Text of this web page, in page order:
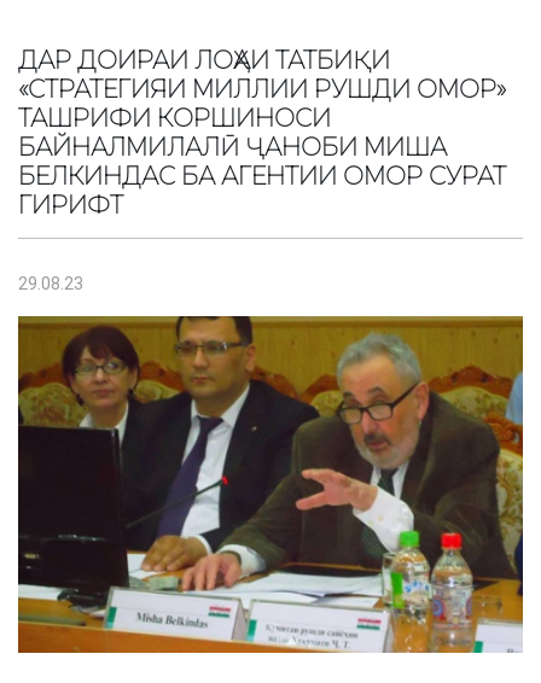
ДАР ДОИРАИ ЛОҲАИ ТАТБИҚИ
«СТРАТЕГИЯИ МИЛЛИИ РУШДИ ОМОР»
ТАШРИФИ КОРШИНОСИ
БАЙНАЛМИЛАЛӢ ҶАНОБИ МИША
БЕЛКИНДАС БА АГЕНТИИ ОМОР СУРАТ
ГИРИФТ
29.08.23